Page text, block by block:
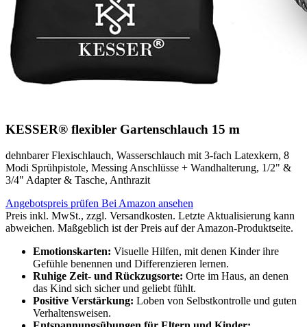
KESSER® flexibler Gartenschlauch 15 m
dehnbarer Flexischlauch, Wasserschlauch mit 3-fach Latexkern, 8
Modi Sprühpistole, Messing Anschlüsse + Wandhalterung, 1/2" &
3/4" Adapter & Tasche, Anthrazit
Angebotspreis prüfen Bei Amazon ansehen
Preis inkl. MwSt., zzgl. Versandkosten. Letzte Aktualisierung kann
abweichen. Maßgeblich ist der Preis auf der Amazon-Produktseite.
Emotionskarten: Visuelle Hilfen, mit denen Kinder ihre
Gefühle benennen und Differenzieren lernen.
Ruhige Zeit- und Rückzugsorte: Orte im Haus, an denen
das Kind sich sicher und geliebt fühlt.
Positive Verstärkung: Loben von Selbstkontrolle und guten
Verhaltensweisen.